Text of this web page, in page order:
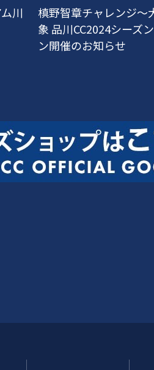
川
槙野智章チャレンジ～
象 品川CC2024シーズ
ン開催のお知らせ